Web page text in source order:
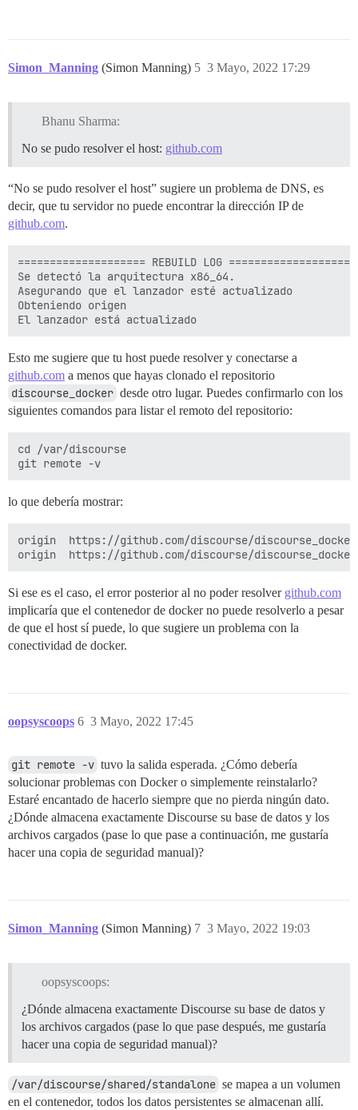
Simon_Manning (Simon Manning) 3 Mayo, 2022 17:29
5
Bhanu Sharma:
No se pudo resolver el host: github.com
“No se pudo resolver el host” sugiere un problema de DNS, es
decir, que tu servidor no puede encontrar la dirección IP de
github.com.
==================== REBUILD LOG ====================
Se detectó la arquitectura x86_64.
Asegurando que el lanzador esté actualizado
Obteniendo origen
Esto me sugiere que tu host puede resolver y conectarse a
github.com a menos que hayas clonado el repositorio
discourse_docker desde otro lugar. Puedes confirmarlo con los
siguientes comandos para listar el remoto del repositorio:
cd /var/discourse
lo que debería mostrar:
origin	https://github.com/discourse/discourse_docker.git (fetch)
Si ese es el caso, el error posterior al no poder resolver github.com
implicaría que el contenedor de docker no puede resolverlo a pesar
de que el host sí puede, lo que sugiere un problema con la
conectividad de docker.
oopsyscoops 3 Mayo, 2022 17:45
6
git remote -v tuvo la salida esperada. ¿Cómo debería
solucionar problemas con Docker o simplemente reinstalarlo?
Estaré encantado de hacerlo siempre que no pierda ningún dato.
¿Dónde almacena exactamente Discourse su base de datos y los
archivos cargados (pase lo que pase a continuación, me gustaría
hacer una copia de seguridad manual)?
Simon_Manning (Simon Manning) 3 Mayo, 2022 19:03
7
oopsyscoops:
¿Dónde almacena exactamente Discourse su base de datos y
los archivos cargados (pase lo que pase después, me gustaría
hacer una copia de seguridad manual)?
/var/discourse/shared/standalone se mapea a un volumen
en el contenedor, todos los datos persistentes se almacenan allí.